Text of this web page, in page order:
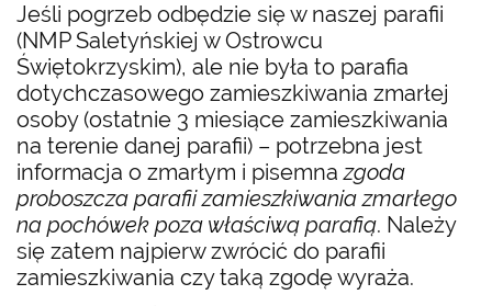
Jeśli pogrzeb odbędzie się w naszej parafii
(NMP Saletyńskiej w Ostrowcu
Świętokrzyskim), ale nie była to parafia
dotychczasowego zamieszkiwania zmarłej
osoby (ostatnie 3 miesiące zamieszkiwania
na terenie danej parafii) – potrzebna jest
informacja o zmarłym i pisemnazgoda
proboszcza parafii zamieszkiwania zmarłego
na pochówek poza właściwą parafią. Należy
się zatem najpierw zwrócić do parafii
zamieszkiwania czy taką zgodę wyraża.